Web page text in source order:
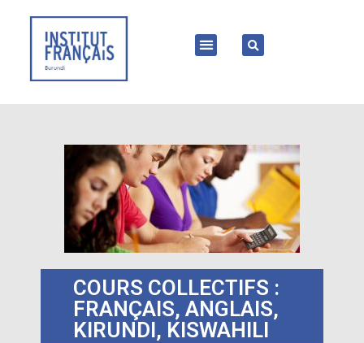
COURS COLLECTIFS :
FRANÇAIS, ANGLAIS,
KIRUNDI, KISWAHILI